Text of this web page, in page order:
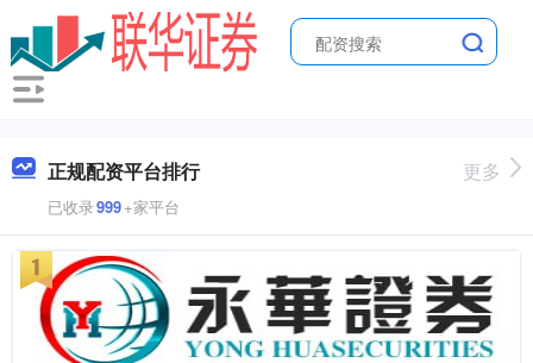
正规配资平台排行
已收录999+家平台
更多